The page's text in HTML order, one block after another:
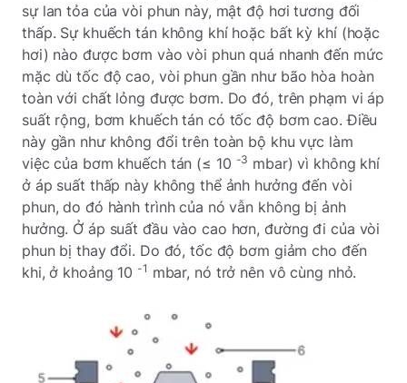
sự lan tỏa của vòi phun này, mật độ hơi tương đối
thấp. Sự khuếch tán không khí hoặc bất kỳ khí (hoặc
hơi) nào được bơm vào vòi phun quá nhanh đến mức
mặc dù tốc độ cao, vòi phun gần như bão hòa hoàn
toàn với chất lỏng được bơm. Do đó, trên phạm vi áp
suất rộng, bơm khuếch tán có tốc độ bơm cao. Điều
này gần như không đổi trên toàn bộ khu vực làm
việc của bơm khuếch tán (≤ 10 -3 mbar) vì không khí
ở áp suất thấp này không thể ảnh hưởng đến vòi
phun, do đó hành trình của nó vẫn không bị ảnh
hưởng. Ở áp suất đầu vào cao hơn, đường đi của vòi
phun bị thay đổi. Do đó, tốc độ bơm giảm cho đến
khi, ở khoảng 10 -1 mbar, nó trở nên vô cùng nhỏ.